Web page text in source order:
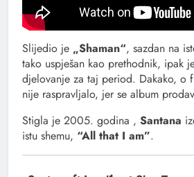
Slijedio je „Shaman“, sazdan na
tako uspješan kao prethodnik, ipak
djelovanje za taj period. Dakako, o
nije raspravljalo, jer se album
Stigla je 2005. godina , Santana
istu shemu, “All that I am”.